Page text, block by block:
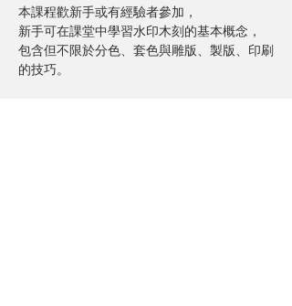
本課程歡新手或有經驗者參加，
新手可在課堂中學習水印木刻的基本概念，
包含但不限於分色、套色與雕版、製版、印刷
的技巧。